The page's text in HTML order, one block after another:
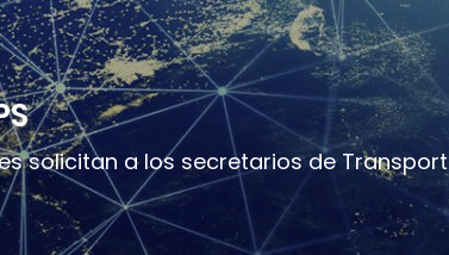
solicitan a los secretarios de